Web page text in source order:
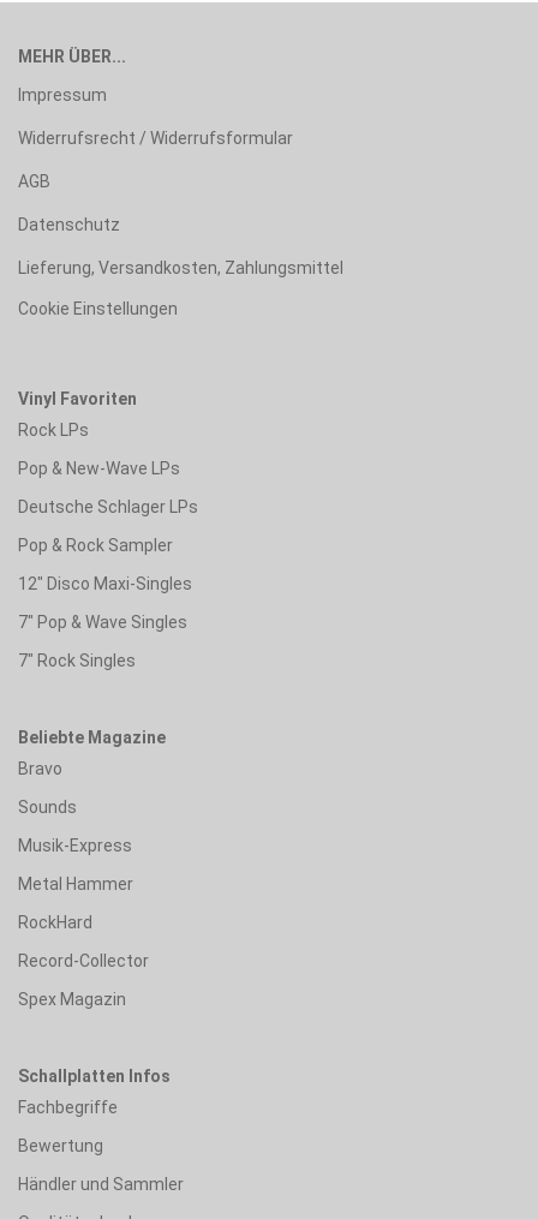
MEHR ÜBER...
Impressum
Widerrufsrecht / Widerrufsformular
AGB
Datenschutz
Lieferung, Versandkosten, Zahlungsmittel
Cookie Einstellungen
Vinyl Favoriten
Rock LPs
Pop & New-Wave LPs
Deutsche Schlager LPs
Pop & Rock Sampler
12" Disco Maxi-Singles
7" Pop & Wave Singles
7" Rock Singles
Beliebte Magazine
Bravo
Sounds
Musik-Express
Metal Hammer
RockHard
Record-Collector
Spex Magazin
Schallplatten Infos
Fachbegriffe
Bewertung
Händler und Sammler